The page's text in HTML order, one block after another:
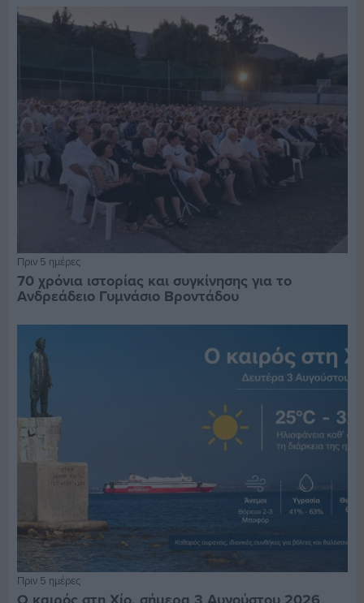
Πριν 5 ημέρες
70 χρόνια ιστορίας και συγκίνησης για το
Ανδρεάδειο Γυμνάσιο Βροντάδου
Πριν 5 ημέρες